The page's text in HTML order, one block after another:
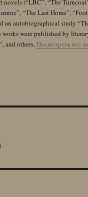
novels (“LBC”, “The
“The Last Home”,
an autobiographical study
works were published by
and others. Посмотреть все